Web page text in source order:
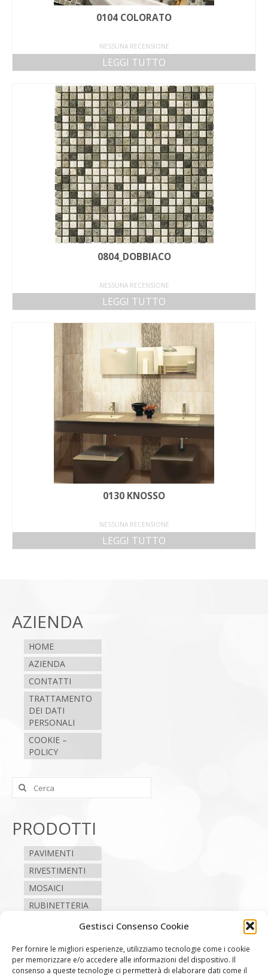
Gestisci Consenso Cookie
Per fornire le migliori esperienze, utilizziamo tecnologie come i cookie
per memorizzare e/o accedere alle informazioni del dispositivo. Il
consenso a queste tecnologie ci permetterà di elaborare dati come il
0104 COLORATO
NESSUNA RECENSIONE
LEGGI TUTTO
0804_DOBBIACO
NESSUNA RECENSIONE
LEGGI TUTTO
0130 KNOSSO
NESSUNA RECENSIONE
LEGGI TUTTO
AZIENDA
HOME
AZIENDA
CONTATTI
TRATTAMENTO
DEI DATI
PERSONALI
COOKIE –
POLICY
Cerca:
PRODOTTI
PAVIMENTI
RIVESTIMENTI
MOSAICI
RUBINETTERIA